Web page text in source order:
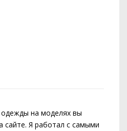
на моделях вы
Я работал с самыми